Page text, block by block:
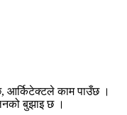
आर्किटेक्टले काम पाउँछ ।
बुझाइ छ ।